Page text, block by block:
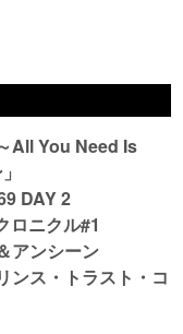
All You Need Is
DAY 2
ロニクル#1
アンシーン
ンス・トラスト・コ